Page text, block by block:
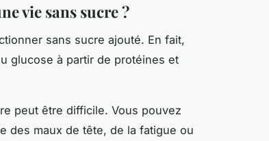
vie sans sucre ?
sans sucre ajouté. En fait,
glucose à partir de protéines et
peut être difficile. Vous pouvez
des maux de tête, de la fatigue ou